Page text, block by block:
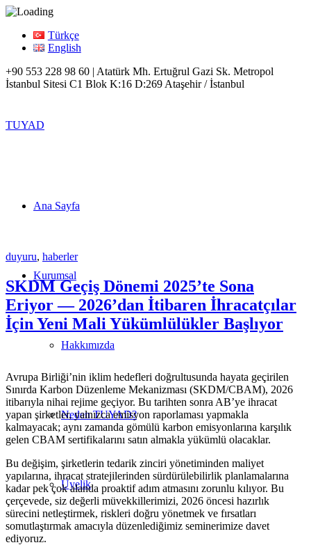
Türkçe
English
+90 553 228 98 60 | Atatürk Mh. Ertuğrul Gazi Sk. Metropol
İstanbul Sitesi C1 Blok K:16 D:269 Ataşehir / İstanbul
TUYAD
Ana Sayfa
Kurumsal
Hakkımızda
Neden TUYAD?
Üyelik
duyuru, haberler
SKDM Geçiş Dönemi 2025’te Sona
Eriyor — 2026’dan İtibaren İhracatçılar
İçin Yeni Mali Yükümlülükler Başlıyor
Avrupa Birliği’nin iklim hedefleri doğrultusunda hayata geçirilen
Sınırda Karbon Düzenleme Mekanizması (SKDM/CBAM), 2026
itibarıyla nihai rejime geçiyor. Bu tarihten sonra AB’ye ihracat
yapan şirketler, yalnızca emisyon raporlaması yapmakla
kalmayacak; aynı zamanda gömülü karbon emisyonlarına karşılık
gelen CBAM sertifikalarını satın almakla yükümlü olacaklar.
Bu değişim, şirketlerin tedarik zinciri yönetiminden maliyet
yapılarına, ihracat stratejilerinden sürdürülebilirlik planlamalarına
kadar pek çok alanda proaktif adım atmasını zorunlu kılıyor. Bu
çerçevede, siz değerli müvekkillerimizi, 2026 öncesi hazırlık
sürecini netleştirmek, riskleri doğru yönetmek ve fırsatları
somutlaştırmak amacıyla düzenlediğimiz seminerimize davet
ediyoruz.